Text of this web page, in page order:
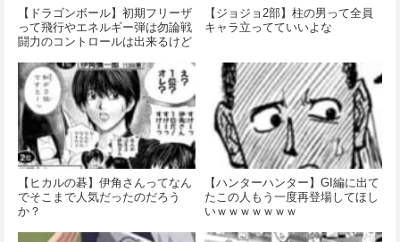
【ドラゴンボール】初期フリーザ
って飛行やエネルギー弾は勿論戦
闘力のコントロールは出来るけど
【ジョジョ2部】柱の男って全員
キャラ立ってていいよな
【ヒカルの碁】伊角さんってなん
でそこまで人気だったのだろう
か？
【ハンターハンター】GI編に出て
たこの人もう一度再登場してほし
いｗｗｗｗｗｗｗ